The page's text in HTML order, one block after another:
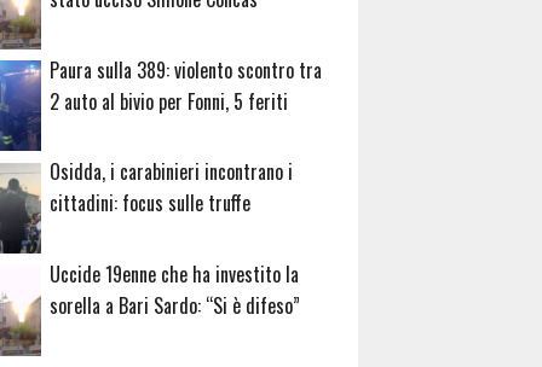
Paura sulla 389: violento scontro tra
2 auto al bivio per Fonni, 5 feriti
Osidda, i carabinieri incontrano i
cittadini: focus sulle truffe
Uccide 19enne che ha investito la
sorella a Bari Sardo: “Si è difeso”